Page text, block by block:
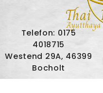
Telefon: 0175
4018715
Westend 29A, 46399
Bocholt